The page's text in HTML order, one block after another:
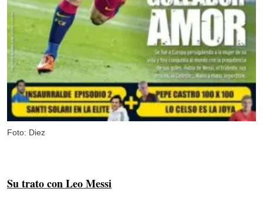
Foto: Diez
Su trato con Leo Messi